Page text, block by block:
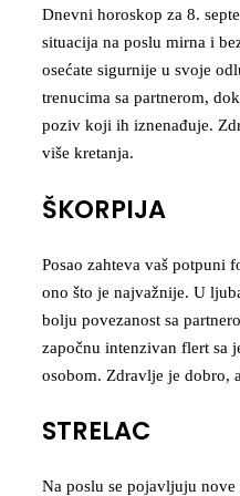
Dnevni horoskop za 8.
situacija na poslu mirna i
osećate sigurnije u svoje
trenucima sa partnerom,
poziv koji ih iznenađuje.
više kretanja.
ŠKORPIJA
Posao zahteva vaš potpuni
ono što je najvažnije. U
bolju povezanost sa
započnu intenzivan flert sa
osobom. Zdravlje je dobro,
STRELAC
Na poslu se pojavljuju